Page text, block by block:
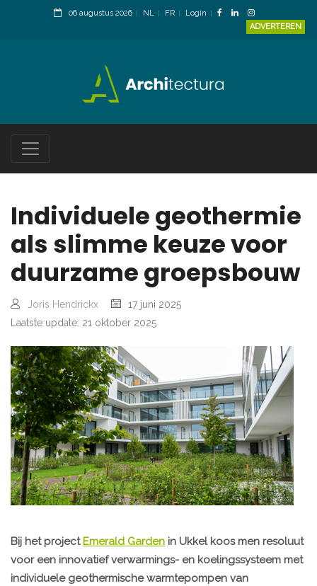
06 augustus 2026 NL FR
Login
ADVERTEREN
Individuele geothermie
als slimme keuze voor
duurzame groepsbouw
Joris Hendrickx
17 juni 2025
Laatste update: 21 oktober 2025
Bij het project Emerald Garden in Ukkel koos men resoluut
voor een innovatief verwarmings- en koelingssysteem met
individuele geothermische warmtepompen van